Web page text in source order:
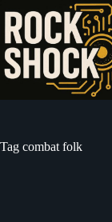
contenuto
Tag combat folk